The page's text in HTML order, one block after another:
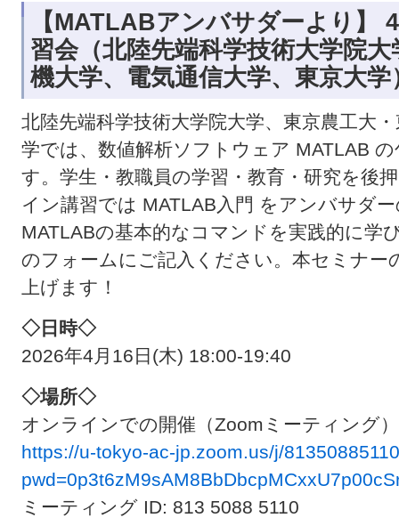
【MATLABアンバサダーより
習会（北陸先端科学技術大学院
機大学、電気通信大学、東京大
北陸先端科学技術大学院大学、東京農工大
学では、数値解析ソフトウェア MATLAB
す。学生・教職員の学習・教育・研究を後
イン講習では MATLAB入門 をアンバサダ
MATLABの基本的なコマンドを実践的に学
のフォームにご記入ください。本セミナー
上げます！
◇日時◇
2026年4月16日(木) 18:00-19:40
◇場所◇
オンラインでの開催（Zoomミーティング）
https://u-tokyo-ac-jp.zoom.us/j/
ミーティング ID: 813 5088 5110